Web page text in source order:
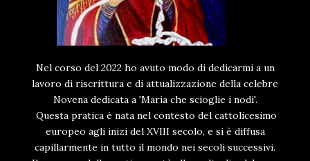
Nel corso del 2022 ho avuto modo di dedicarmi a un
lavoro di riscrittura e di attualizzazione della celebre
Novena dedicata a 'Maria che scioglie i nodi'.
Questa pratica è nata nel contesto del cattolicesimo
europeo agli inizi del XVIII secolo, e si è diffusa
capillarmente in tutto il mondo nei secoli successivi.